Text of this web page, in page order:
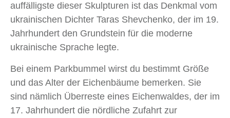
auffälligste dieser Skulpturen ist das Denkmal vom
ukrainischen Dichter Taras Shevchenko, der im 19.
Jahrhundert den Grundstein für die moderne
ukrainische Sprache legte.
Bei einem Parkbummel wirst du bestimmt Größe
und das Alter der Eichenbäume bemerken. Sie
sind nämlich Überreste eines Eichenwaldes, der im
17. Jahrhundert die nördliche Zufahrt zur